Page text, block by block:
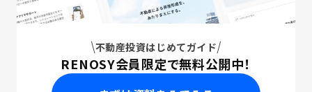
不動産投資はじめてガイド
RENOSY会員限定で無料公開中！